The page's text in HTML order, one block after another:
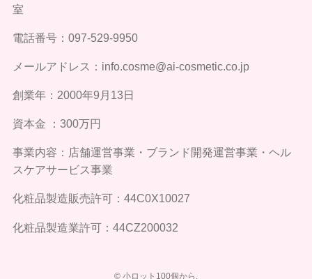
室
電話番号：097-529-9950
メールアドレス：info.cosme@ai-cosmetic.co.jp
創業年：2000年9月13日
資本金 ：300万円
事業内容：店舗運営事業・ブランド開発運営事業・ヘル
スケアサービス事業
化粧品製造販売許可：44C0X10027
化粧品製造業許可：44CZ200032
© 小ロット100個から.